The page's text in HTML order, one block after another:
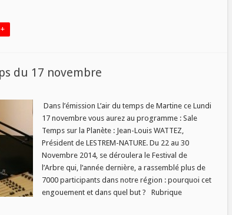
du 17 novembre
Dans l’émission L’air du temps de Martine ce Lundi
17 novembre vous aurez au programme : Sale
Temps sur la Planète : Jean-Louis WATTEZ,
Président de LESTREM-NATURE. Du 22 au 30
Novembre 2014, se déroulera le Festival de
l’Arbre qui, l’année dernière, a rassemblé plus de
7000 participants dans notre région : pourquoi cet
engouement et dans quel but ? Rubrique